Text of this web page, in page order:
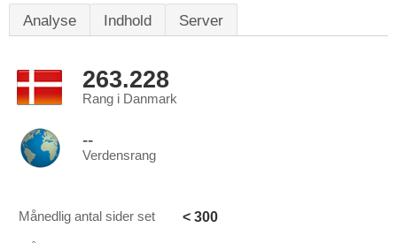
Analyse Indhold Server
263.228
Rang i Danmark
--
Verdensrang
Månedlig antal sider set < 300